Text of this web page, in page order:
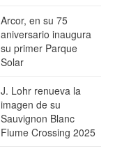
Arcor, en su 75
aniversario inaugura
su primer Parque
Solar
J. Lohr renueva la
imagen de su
Sauvignon Blanc
Flume Crossing 2025